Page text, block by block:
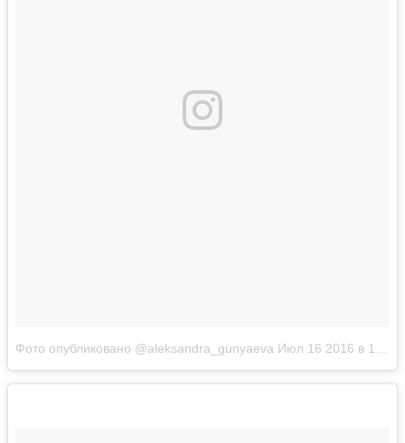
Фото опубликовано @aleksandra_gunyaeva Июл 16 2016 в 12:30 PDT